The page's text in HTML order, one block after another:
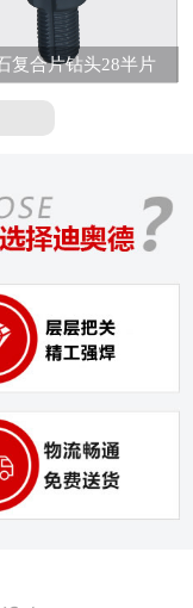
复合片钻头28半片